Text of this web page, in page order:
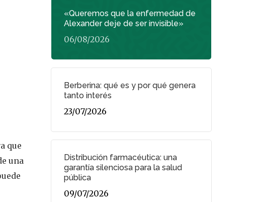
que
una
«Queremos que la enfermedad de
Alexander deje de ser invisible»
06/08/2026
Berberina: qué es y por qué genera
tanto interés
23/07/2026
Distribución farmacéutica: una
garantía silenciosa para la salud
pública
09/07/2026